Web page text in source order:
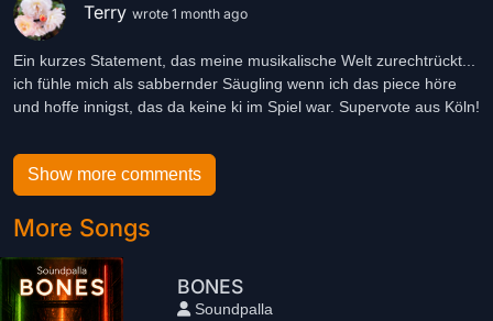
Terry wrote 1 month ago
Ein kurzes Statement, das meine musikalische Welt zurechtrückt...
ich fühle mich als sabbernder Säugling wenn ich das piece höre
und hoffe innigst, das da keine ki im Spiel war. Supervote aus Köln!
Show more comments
More Songs
BONES
Soundpalla